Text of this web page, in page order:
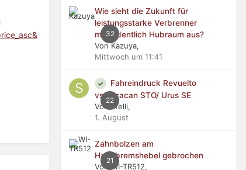
32
Wie sieht die Zukunft für
leistungsstarke Verbrenner
mit ordentlich Hubraum aus?
Von Kazuya,
Mittwoch um 11:41
22
Fahreindruck Revuelto
vs Huracan STO/ Urus SE
Von stelli,
1. August
21
Zahnbolzen am
Handbremshebel gebrochen
Von WI-TR512,